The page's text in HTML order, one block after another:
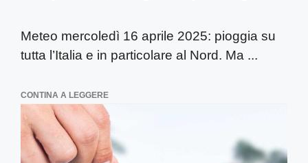
Meteo mercoledì 16 aprile 2025: pioggia su
tutta l’Italia e in particolare al Nord. Ma ...
CONTINA A LEGGERE